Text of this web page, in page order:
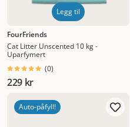
Legg til
FourFriends
Cat Litter Unscented 10 kg -
Uparfymert
(0)
229 kr
Auto-påfyll!